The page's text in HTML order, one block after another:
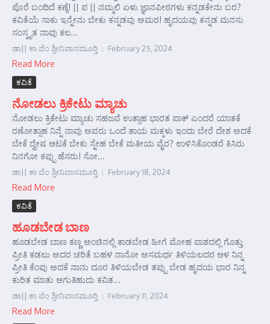
ಪೊರೆ ಬಂದಿದೆ ಕಣ್ಗೆ! || ಪ || ನಮ್ಮಲಿ ಏಳು ಜ್ಞಾನಪೀಠಗಳು ಕನ್ನಡಕೇನು ಬರ?
ಕವಿತೆಯೆ ಸಾಕು ಇನ್ನೇನು ಬೇಕು ಕನ್ನಡವು ಅಮರ! ಹೃದಯವು ಕನ್ನಡ ಮನಸು
ಸಂಸ್ಕೃತ ನಾವು ಕಲ...
ಡಾ|| ಕಾ ವೆಂ ಶ್ರೀನಿವಾಸಮೂರ್‍ತಿ February 25, 2024
Read More
ಕವಿತೆ
ನೋಡಲು ಕ್ರಿಕೇಟು ಮ್ಯಾಚು
ನೋಡಲು ಕ್ರಿಕೇಟು ಮ್ಯಾಚು ಸಹಜವೆ ಉತ್ಸಾಹ ಭಾರತ ಪಾಕ್ ಎಂದರೆ ಯಾತಕೆ
ರಣೋತ್ಸಾಹ ನಿನ್ನೆ ನಾವು ಅವರು ಒಂದೆ ತಾಯ ಮಕ್ಕಳು ಇಂದು ಬೇರೆ ದೇಶ ಅದಕೆ
ಬೇಕೆ ದ್ವೇಷ ಆಟಕೆ ಬೇಕು ಸ್ನೇಹ ಬೇಕೆ ಮತೀಯ ವೈರ? ಉಳಿಸಿಕೊಂಡರೆ ಕಿಸಿರು
ನಿನಗೋ ಕಪ್ಪು ಹೆಸರು! ಸೋ...
ಡಾ|| ಕಾ ವೆಂ ಶ್ರೀನಿವಾಸಮೂರ್‍ತಿ February 18, 2024
Read More
ಕವಿತೆ
ಹೂಡಬೇಡ ಬಾಣ
ಹೂಡಬೇಡ ಬಾಣ ಕಣ್ಣ ಅಂಚಿನಲ್ಲಿ ಕಾಡಬೇಡ ಹೀಗೆ ಮೋಹ ಪಾಶದಲ್ಲಿ ಗೊತ್ತು
ಪ್ರೀತಿ ಕಡಲು ಅದರ ಚರಿತೆ ಬಹಳ ನಾನೋ ಅಸಮರ್ಥ ತಿಳಿಯಲದರ ಆಳ ನಿನ್ನ
ಪ್ರೀತಿ ಕೆಂಪು ಅದಕೆ ನಾನು ದೂರ ತಿಳಿಯಬೇಡ ತಪ್ಪು ಬೇಡ ಹೃದಯ ಭಾರ ನಿನ್ನ
ಕುರಿತ ಮಾತು ಆಗುತಿಹುದು ಕವಿತ...
ಡಾ|| ಕಾ ವೆಂ ಶ್ರೀನಿವಾಸಮೂರ್‍ತಿ February 11, 2024
Read More